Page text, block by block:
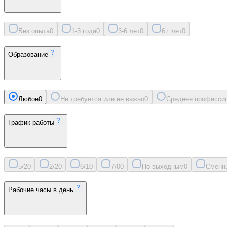
Без опыта0 1-3 года0 3-6 лет0 6+ лет0
Образование
Любое0 Не требуется или не важно0 Среднее
График работы
5/20 2/20 6/10 7/00 По выходным0
Рабочие часы в день